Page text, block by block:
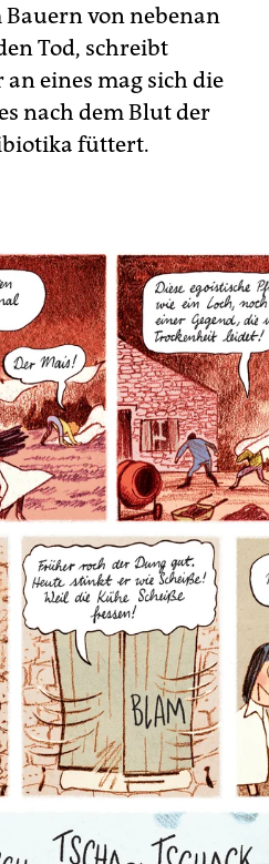
von nebenan
Tod, schreibt
eines mag sich die
nach dem Blut der
füttert.